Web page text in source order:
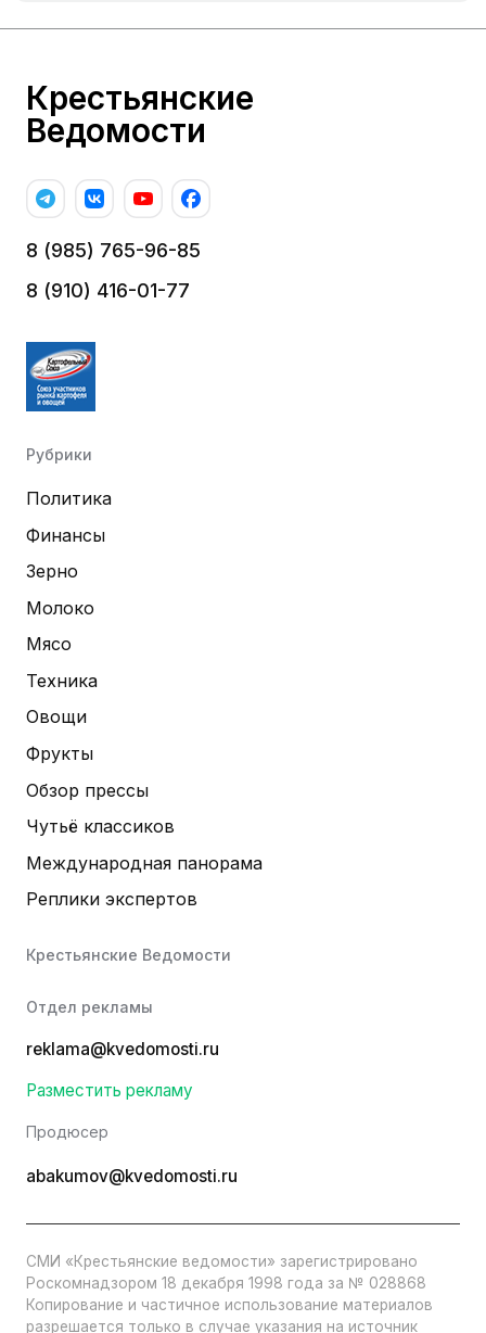
Крестьянские
Ведомости
8 (985) 765-96-85
8 (910) 416-01-77
Рубрики
Политика
Финансы
Зерно
Молоко
Мясо
Техника
Овощи
Фрукты
Обзор прессы
Чутьё классиков
Международная панорама
Реплики экспертов
Крестьянские Ведомости
Отдел рекламы
reklama@kvedomosti.ru
Разместить рекламу
Продюсер
abakumov@kvedomosti.ru
СМИ «Крестьянские ведомости» зарегистрировано
Роскомнадзором 18 декабря 1998 года за № 028868
Копирование и частичное использование материалов
разрешается только в случае указания на источник